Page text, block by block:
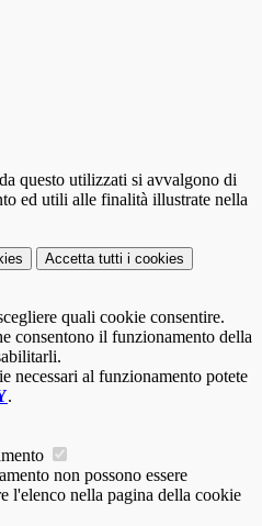
questo utilizzati si avvalgono di
ed utili alle finalità illustrate nella
Accetta tutti i cookies
quali cookie consentire.
consentono il funzionamento della
necessari al funzionamento potete
.
non possono essere
l'elenco nella pagina della cookie